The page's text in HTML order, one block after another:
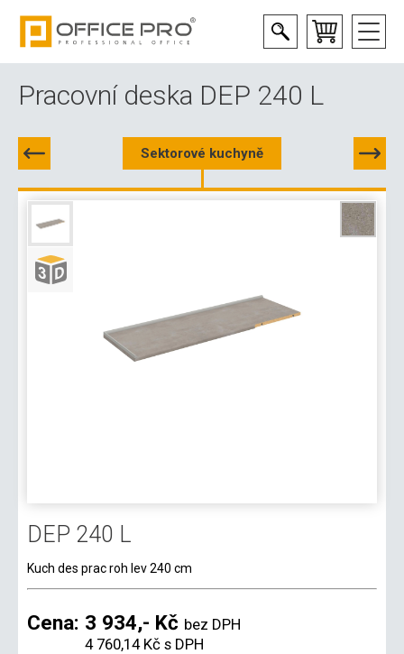
Pracovní deska DEP 240 L
Sektorové kuchyně
DEP 240 L
Kuch des prac roh lev 240 cm
Cena: 3 934,- Kč bez DPH
4 760,14 Kč s DPH